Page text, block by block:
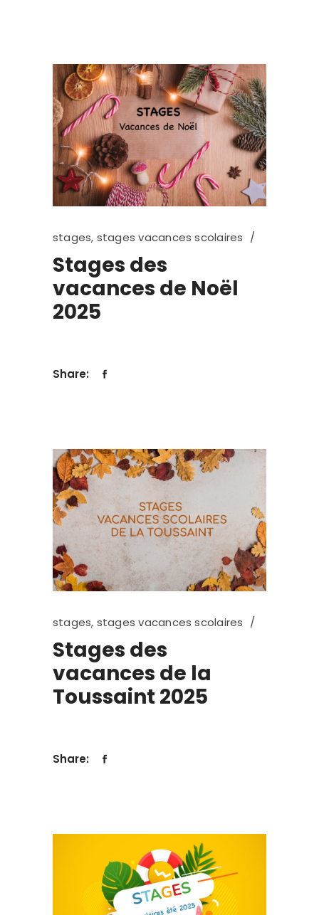
stages, stages vacances scolaires
Stages des
vacances de Noël
2025
Share:
stages, stages vacances scolaires
Stages des
vacances de la
Toussaint 2025
Share: